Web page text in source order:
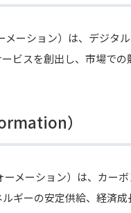
メーション）は、デジタ
ビスを創出し、市場での
）
ーメーション）は、カー
ギーの安定供給、経済